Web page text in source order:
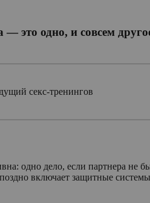
— это одно, и совсем
секс-тренингов
одно дело, если партнера
включает защитные